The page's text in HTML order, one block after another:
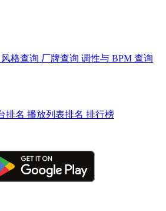
风格查询 厂牌查询 调性与 BPM 查询
排名 播放列表排名 排行榜